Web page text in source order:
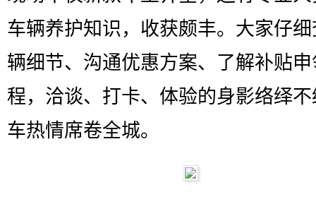
车辆养护知识，收获颇丰。大家仔
辆细节、沟通优惠方案、了解补贴
程，洽谈、打卡、体验的身影络绎
车热情席卷全城。